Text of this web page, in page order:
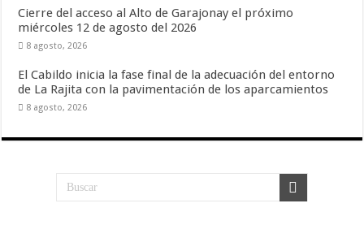
Cierre del acceso al Alto de Garajonay el próximo
miércoles 12 de agosto del 2026
8 agosto, 2026
El Cabildo inicia la fase final de la adecuación del entorno
de La Rajita con la pavimentación de los aparcamientos
8 agosto, 2026